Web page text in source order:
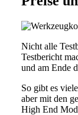
Nicht alle
Testbericht
und am Ende
So gibt es
aber mit den
High End